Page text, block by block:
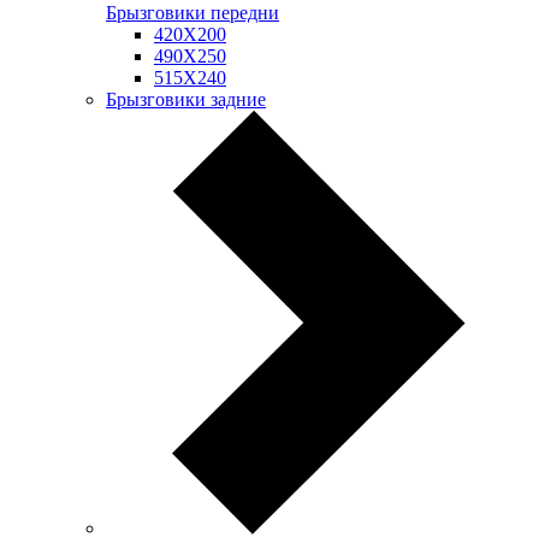
Брызговики передни
420Х200
490Х250
515Х240
Брызговики задние